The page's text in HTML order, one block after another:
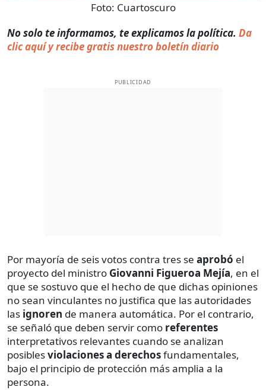
Foto: Cuartoscuro
No solo te informamos, te explicamos la política. Da
clic aquí y recibe gratis nuestro boletín diario
PUBLICIDAD
Por mayoría de seis votos contra tres se aprobó el
proyecto del ministro Giovanni Figueroa Mejía, en el
que se sostuvo que el hecho de que dichas opiniones
no sean vinculantes no justifica que las autoridades
las ignoren de manera automática. Por el contrario,
se señaló que deben servir como referentes
interpretativos relevantes cuando se analizan
posiblesviolaciones a derechosfundamentales,
bajo el principio de protección más amplia a la
persona.